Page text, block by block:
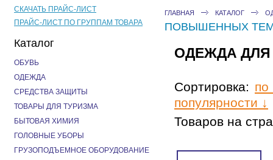
ГЛАВНАЯ КАТАЛОГ
ПОВЫШЕННЫХ
ОДЕЖДА
Сортировка: по
популярности ↓
Товаров на
СКАЧАТЬ ПРАЙС-ЛИСТ
ПРАЙС-ЛИСТ ПО ГРУППАМ ТОВАРА
Каталог
ОБУВЬ
ОДЕЖДА
СРЕДСТВА ЗАЩИТЫ
ТОВАРЫ ДЛЯ ТУРИЗМА
БЫТОВАЯ ХИМИЯ
ГОЛОВНЫЕ УБОРЫ
ГРУЗОПОДЪЕМНОЕ ОБОРУДОВАНИЕ